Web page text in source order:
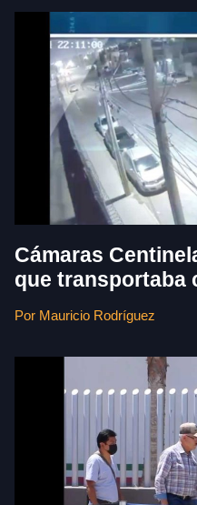
Cámaras
que transportaba
Por Mauricio Rodríguez